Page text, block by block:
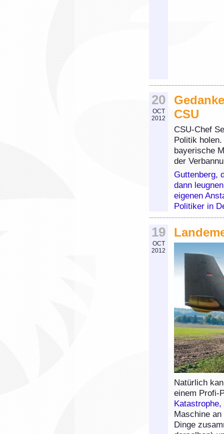
20
OCT
2012
CSU
CSU-Chef
Politik
bayerische
der
Guttenberg,
dann
eigenen
Politiker in
19
OCT
2012
Natürlich
einem Profi-
Maschine
Dinge